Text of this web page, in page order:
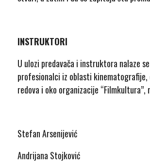
INSTRUKTORI
U ulozi predavača i instruktora nalaze
profesionalci iz oblasti kinematografije,
redova i oko organizacije “Filmkultura”,
Stefan Arsenijević
Andrijana Stojković